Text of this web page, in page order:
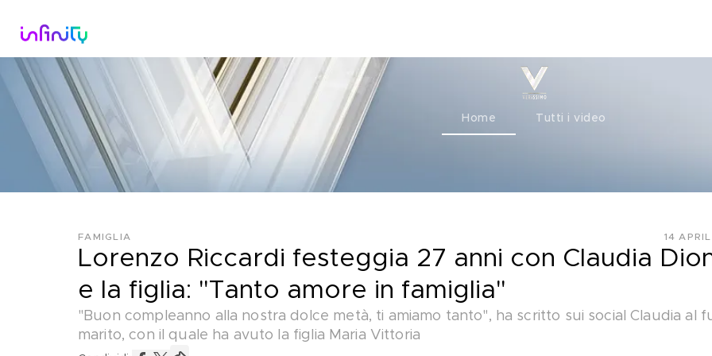
Home Tutti i video
FAMIGLIA 14
Lorenzo Riccardi festeggia 27 anni con Claudia
e la figlia: "Tanto amore in famiglia"
"Buon compleanno alla nostra dolce metà, ti amiamo tanto", ha scritto sui social Claudia al
marito, con il quale ha avuto la figlia Maria Vittoria